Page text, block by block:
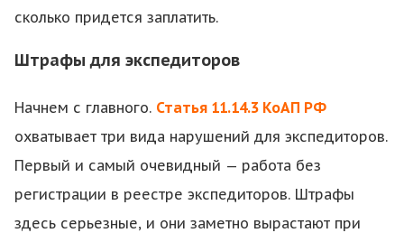
сколько придется заплатить.
Штрафы для экспедиторов
Начнем с главного. Статья 11.14.3 КоАП РФ
охватывает три вида нарушений для экспедиторов.
Первый и самый очевидный — работа без
регистрации в реестре экспедиторов. Штрафы
здесь серьезные, и они заметно вырастают при